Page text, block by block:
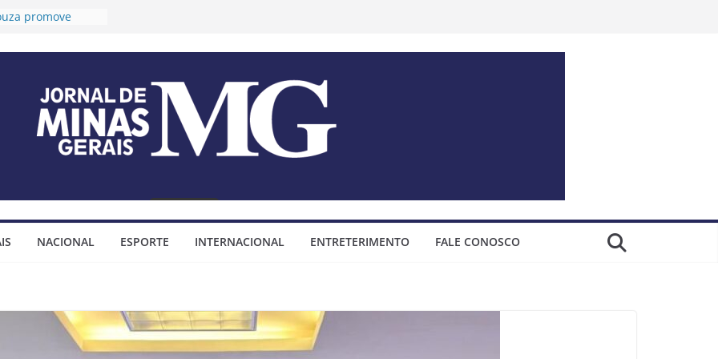
promove
públicas
Diretor e do
tese sobre
assina
para construção
NACIONAL ESPORTE INTERNACIONAL ENTRETERIMENTO FALE CONOSCO